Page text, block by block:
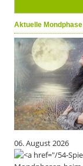
Aktuelle Mondphase
06. August 2026